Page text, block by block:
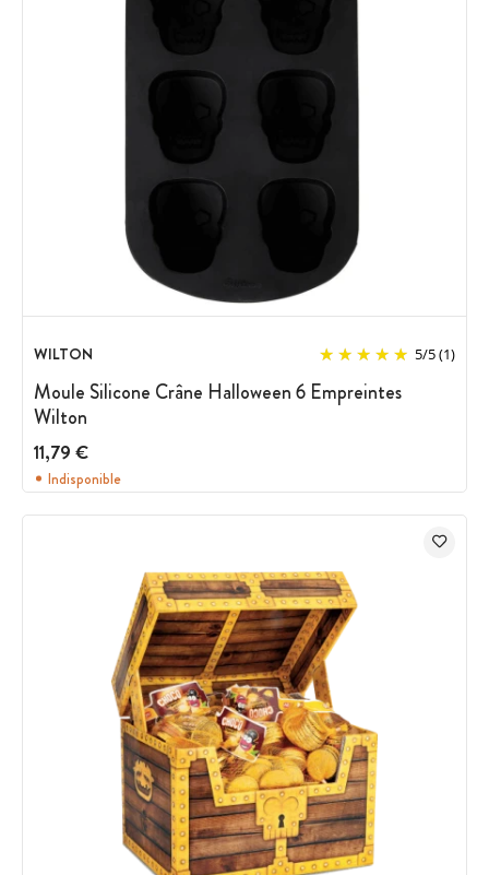
WILTON 5/5(1)
Moule Silicone Crâne Halloween 6 Empreintes
Wilton
11,79 €
Indisponible